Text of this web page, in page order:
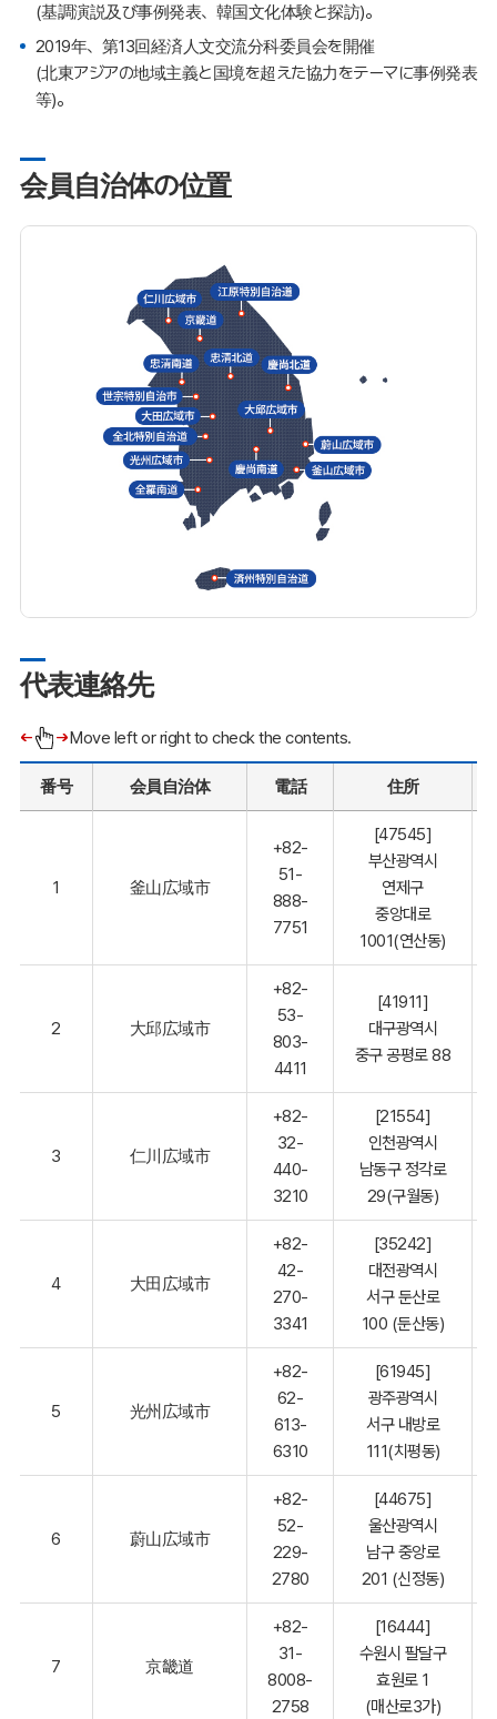
(基調演説及び事例発表、韓国文化体験と探訪)。
2019年、第13回経済人文交流分科委員会を開催
(北東アジアの地域主義と国境を超えた協力をテーマに事例発表
等)。
会員自治体の位置
代表連絡先
Move left or right to check the contents.
番号 会員自治体 電話 住所
1 釜山広域市
+82-
51-
888-
7751
[47545]
부산광역시
연제구
중앙대로
1001(연산동)
2 大邱広域市
+82-
53-
803-
4411
[41911]
대구광역시
중구 공평로 88
3 仁川広域市
+82-
32-
440-
3210
[21554]
인천광역시
남동구 정각로
29(구월동)
4 大田広域市
+82-
42-
270-
3341
[35242]
대전광역시
서구 둔산로
100 (둔산동)
5 光州広域市
+82-
62-
613-
6310
[61945]
광주광역시
서구 내방로
111(치평동)
6 蔚山広域市
+82-
52-
229-
2780
[44675]
울산광역시
남구 중앙로
201 (신정동)
7 京畿道
+82-
31-
8008-
2758
[16444]
수원시 팔달구
효원로 1
(매산로3가)